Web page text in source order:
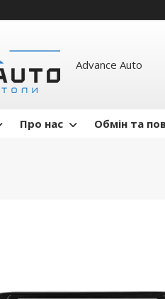
Advance Auto
Про нас Обмін та